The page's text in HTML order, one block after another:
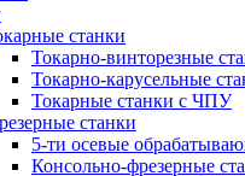
станки
Токарно-винторезные
Токарно-карусельные
Токарные станки с ЧПУ
станки
5-ти осевые
Консольно-фрезерные